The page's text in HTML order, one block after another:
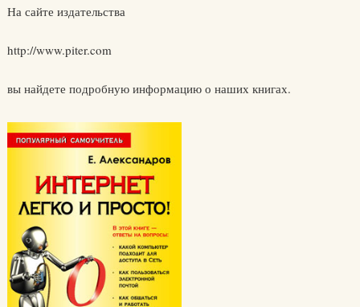
На сайте издательства
http://www.piter.com
вы найдете подробную информацию о наших книгах.